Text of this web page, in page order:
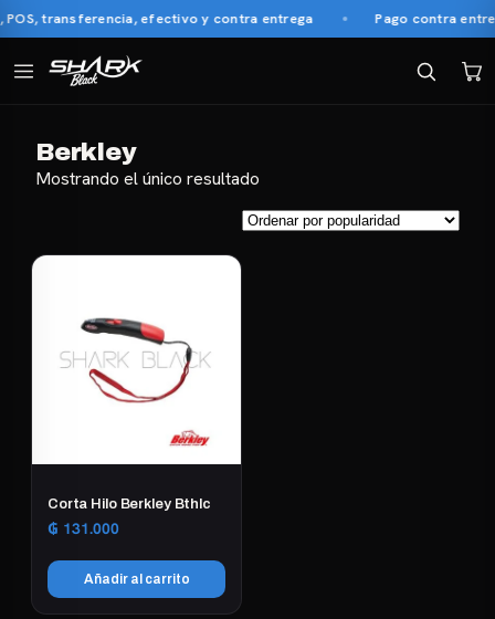
transferencia, efectivo y contra entrega Pago contra
Berkley
Mostrando el único resultado
Corta Hilo Berkley Bthlc
₲ 131.000
Añadir al carrito